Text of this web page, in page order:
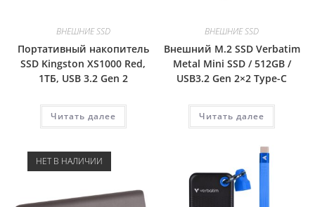
ВНЕШНИЕ SSD
Портативный накопитель
SSD Kingston XS1000 Red,
1ТБ, USB 3.2 Gen 2
Читать далее
ВНЕШНИЕ SSD
Внешний M.2 SSD Verbatim
Metal Mini SSD / 512GB /
USB3.2 Gen 2×2 Type-C
Читать далее
НЕТ В НАЛИЧИИ